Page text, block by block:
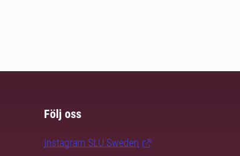
Följ oss
Instagram SLU.Sweden